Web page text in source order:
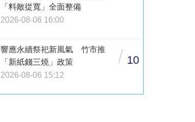
「料敵從寬」全面整備
2026-08-06 16:00
響應永續祭祀新風氣 竹市推
「新紙錢三燒」政策
2026-08-06 15:12
/ 10